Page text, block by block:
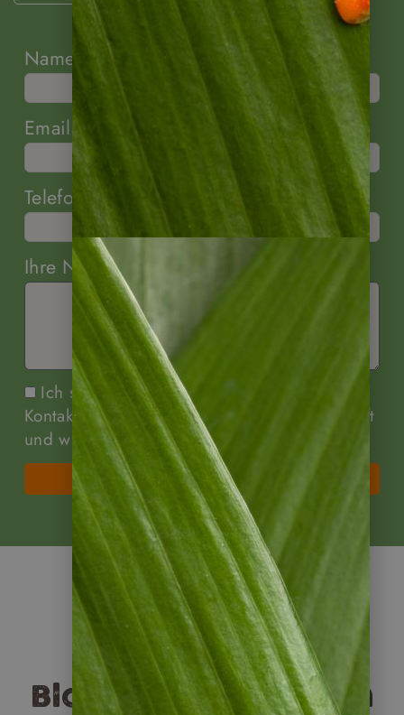
Name
Email
Telefon (optional)
Ihre Nachricht
Ich stimme zu, dass meine Angaben zur
Kontaktaufnahme und für Rückfragen dauerhaft
und widerrufbar gespeichert werden.
Senden
Weitere Infos
Blogartikel rund um